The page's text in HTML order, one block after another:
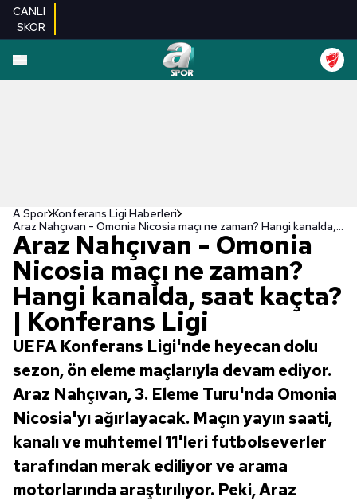
CANLI
SKOR
A Spor Konferans Ligi Haberleri
Araz Nahçıvan - Omonia Nicosia maçı ne zaman? Hangi kanalda, saat kaçta? | Konferans Ligi
Araz Nahçıvan - Omonia
Nicosia maçı ne zaman?
Hangi kanalda, saat kaçta?
| Konferans Ligi
UEFA Konferans Ligi'nde heyecan dolu
sezon, ön eleme maçlarıyla devam ediyor.
Araz Nahçıvan, 3. Eleme Turu'nda Omonia
Nicosia'yı ağırlayacak. Maçın yayın saati,
kanalı ve muhtemel 11'leri futbolseverler
tarafından merak ediliyor ve arama
motorlarında araştırılıyor. Peki, Araz